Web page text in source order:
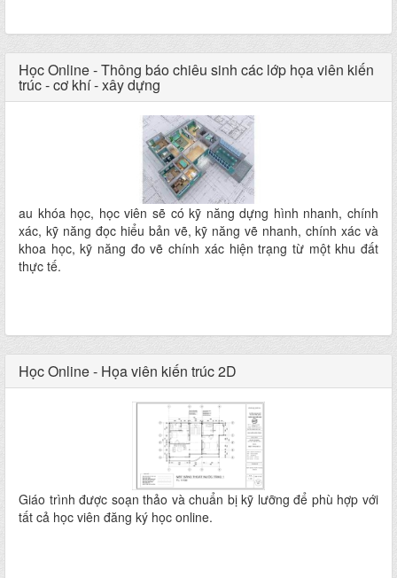
Học Online - Thông báo chiêu sinh các lớp họa viên kiến
trúc - cơ khí - xây dựng
au khóa học, học viên sẽ có kỹ năng dựng hình nhanh, chính
xác, kỹ năng đọc hiểu bản vẽ, kỹ năng vẽ nhanh, chính xác và
khoa học, kỹ năng đo vẽ chính xác hiện trạng từ một khu đất
thực tế.
Học Online - Họa viên kiến trúc 2D
Giáo trình được soạn thảo và chuẩn bị kỹ lưỡng để phù hợp với
tất cả học viên đăng ký học online.